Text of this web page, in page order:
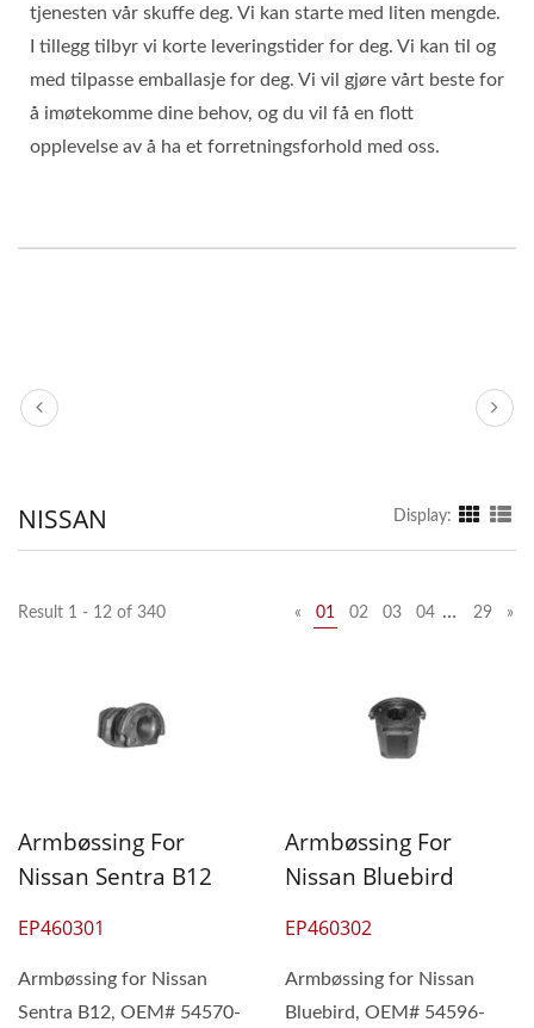
tjenesten vår skuffe deg. Vi kan starte med liten mengde.
I tillegg tilbyr vi korte leveringstider for deg. Vi kan til og
med tilpasse emballasje for deg. Vi vil gjøre vårt beste for
å imøtekomme dine behov, og du vil få en flott
opplevelse av å ha et forretningsforhold med oss.
NISSAN Display:
Result 1 - 12 of 340 « 01 02 03 04 … 29 »
Armbøssing For
Nissan Sentra B12
EP460301
Armbøssing for Nissan
Sentra B12, OEM# 54570-
Armbøssing For
Nissan Bluebird
EP460302
Armbøssing for Nissan
Bluebird, OEM# 54596-